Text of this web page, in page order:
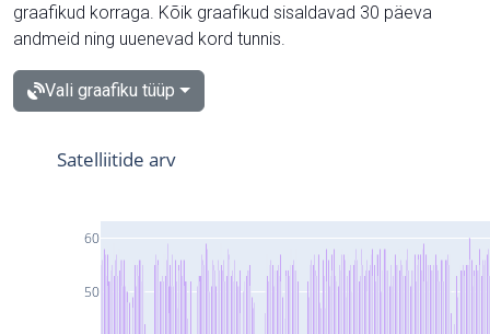
graafikud korraga. Kõik graafikud sisaldavad 30 päeva
andmeid ning uuenevad kord tunnis.
Vali graafiku tüüp
50
60
Satelliitide arv